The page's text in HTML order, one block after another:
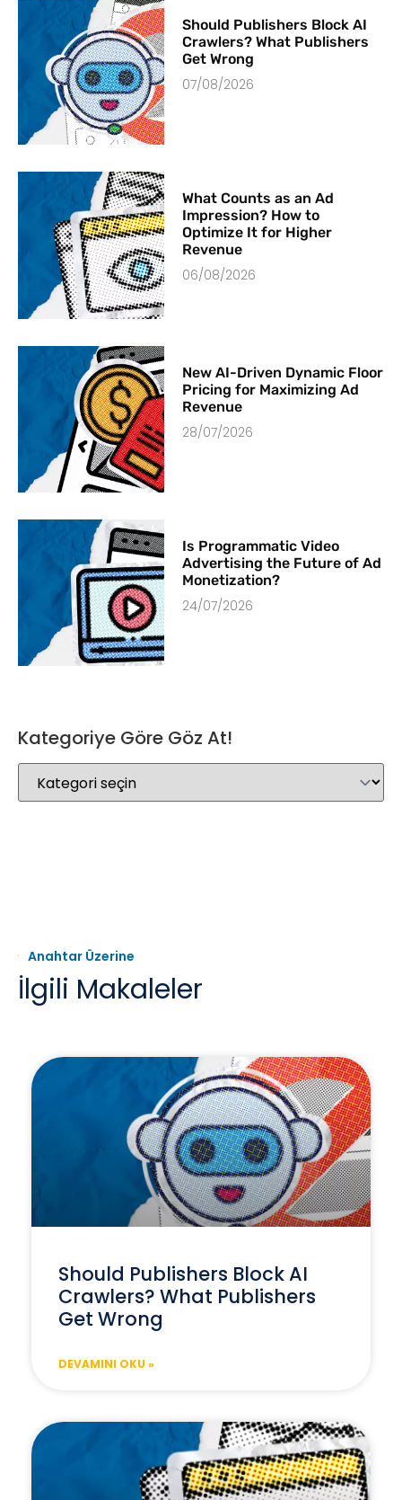
Should Publishers Block AI
Crawlers? What Publishers
Get Wrong
07/08/2026
What Counts as an Ad
Impression? How to
Optimize It for Higher
Revenue
06/08/2026
New AI-Driven Dynamic Floor
Pricing for Maximizing Ad
Revenue
28/07/2026
Is Programmatic Video
Advertising the Future of Ad
Monetization?
24/07/2026
Kategoriye Göre Göz At!
Anahtar Üzerine
İlgili Makaleler
Should Publishers Block AI
Crawlers? What Publishers
Get Wrong
DEVAMINI OKU »